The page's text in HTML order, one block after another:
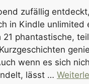
zufällig
in Kindle
21 phantastische,
wenn es sich
lässt …